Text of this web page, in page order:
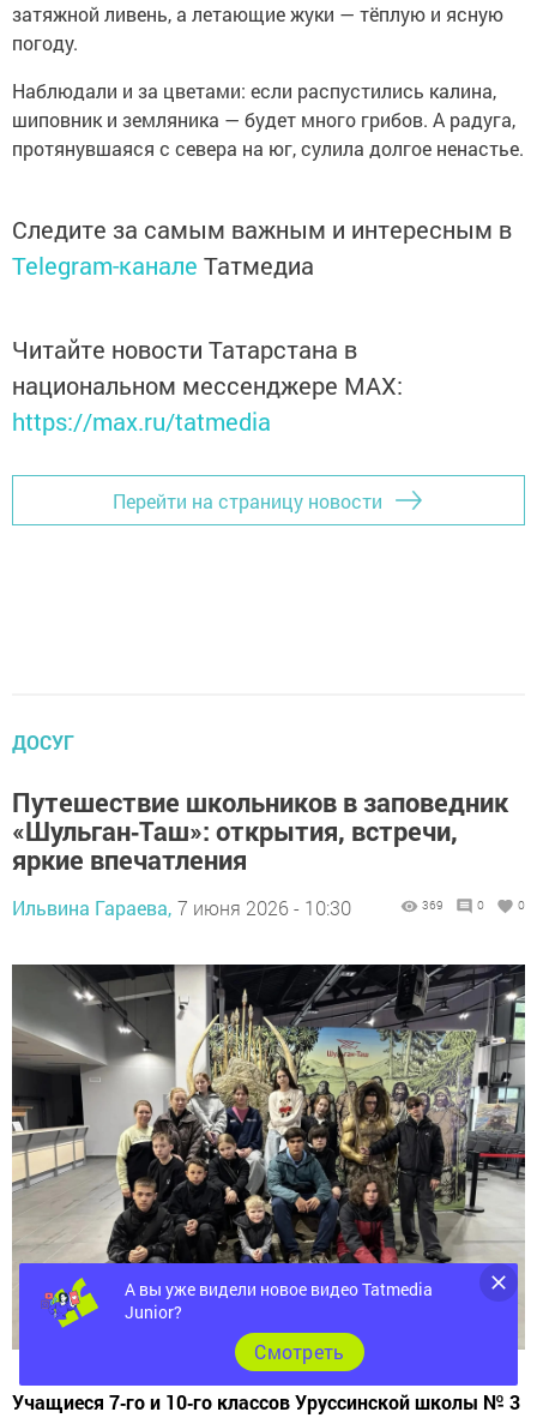
затяжной ливень, а летающие жуки — тёплую и ясную
погоду.
Наблюдали и за цветами: если распустились калина,
шиповник и земляника — будет много грибов. А радуга,
протянувшаяся с севера на юг, сулила долгое ненастье.
Следите за самым важным и интересным в
Telegram-канале Татмедиа
Читайте новости Татарстана в
национальном мессенджере MАХ:
https://max.ru/tatmedia
Перейти на страницу новости
ДОСУГ
Путешествие школьников в заповедник
«Шульган‑Таш»: открытия, встречи,
яркие впечатления
Ильвина Гараева, 7 июня 2026 - 10:30 369 0 0
Учащиеся 7‑го и 10‑го классов Уруссинской школы № 3
А вы уже видели новое видео Tatmedia
Junior?
Cмотреть